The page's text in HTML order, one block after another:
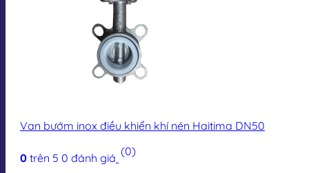
Van bướm inox điều khiển khí nén Haitima DN50
0 trên 5 0 đánh giá (0)